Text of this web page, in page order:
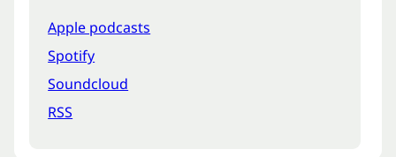
Apple podcasts
Spotify
Soundcloud
RSS